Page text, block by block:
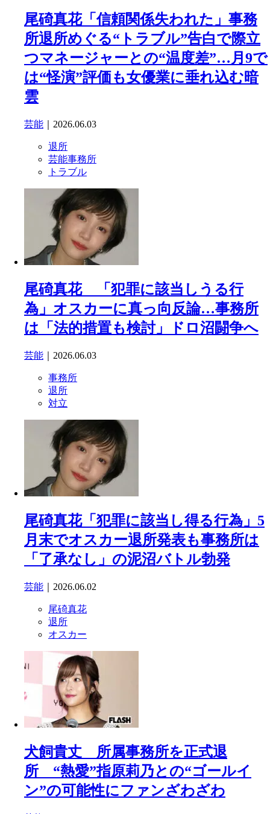
尾碕真花「信頼関係失われた」事務
所退所めぐる“トラブル”告白で際立
つマネージャーとの“温度差”…月9で
は“怪演”評価も女優業に垂れ込む暗
雲
芸能 ｜2026.06.03
退所
芸能事務所
トラブル
尾碕真花 「犯罪に該当しうる行
為」オスカーに真っ向反論…事務所
は「法的措置も検討」ドロ沼闘争へ
芸能 ｜2026.06.03
事務所
退所
対立
尾碕真花「犯罪に該当し得る行為」5
月末でオスカー退所発表も事務所は
「了承なし」の泥沼バトル勃発
芸能 ｜2026.06.02
尾碕真花
退所
オスカー
犬飼貴丈 所属事務所を正式退
所 “熱愛”指原莉乃との“ゴールイ
ン”の可能性にファンざわざわ